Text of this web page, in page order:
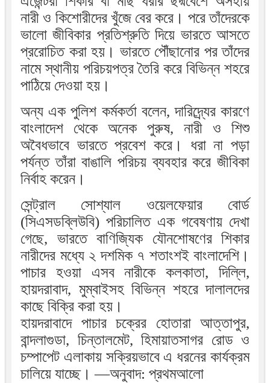
নারী ও কিশোরীদের খুঁজে বের করে। পরে তাঁদেরকে
ভালো জীবিকার প্রতিশ্রুতি দিয়ে ভারতে আসতে
প্ররোচিত করা হয়। ভারতে পৌঁছানোর পর তাঁদের
নামে স্থানীয় পরিচয়পত্র তৈরি করে বিভিন্ন শহরে
পাঠিয়ে দেওয়া হয়।
অন্য এক পুলিশ কর্মকর্তা বলেন, দারিদ্র্যের কারণে
বাংলাদেশ থেকে অনেক পুরুষ, নারী ও শিশু
অবৈধভাবে ভারতে প্রবেশ করে। ধরা না পড়া
পর্যন্ত তাঁরা বাঙালি পরিচয় ব্যবহার করে জীবিকা
নির্বাহ করেন।
সেন্ট্রাল সোশ্যাল ওয়েলফেয়ার বোর্ড
(সিএসডব্লিউবি) পরিচালিত এক গবেষণায় দেখা
গেছে, ভারতে বাণিজ্যিক যৌনশোষণের শিকার
নারীদের মধ্যে ২ দশমিক ৭ শতাংশই বাংলাদেশি।
পাচার হওয়া এসব নারীকে কলকাতা, দিল্লি,
হায়দরাবাদ, মুম্বাইসহ বিভিন্ন শহরে দালালদের
কাছে বিক্রি করা হয়।
হায়দরাবাদে পাচার চক্রের হোতারা আত্তাপুর,
বান্দলাগুডা, চিন্তালমেট, হিমায়াতসাগর রোড ও
চম্পাপেট এলাকায় সক্রিয়ভাবে এ ধরনের কার্যক্রম
চালিয়ে যাচ্ছে। —অনুবাদ: প্রথমআলো